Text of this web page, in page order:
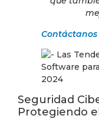
Contáctanos
Seguridad
Protegiendo